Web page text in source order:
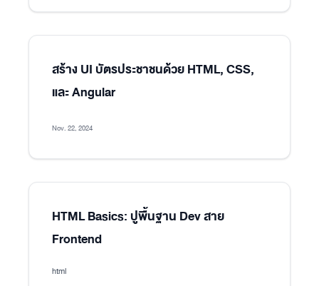
สร้าง UI บัตรประชาชนด้วย HTML, CSS,
และ Angular
Nov. 22, 2024
HTML Basics: ปูพื้นฐาน Dev สาย
Frontend
html